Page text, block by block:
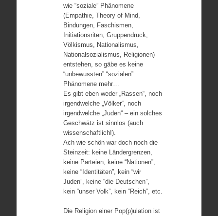
wie “soziale” Phänomene
(Empathie, Theory of Mind,
Bindungen, Faschismen,
Initiationsriten, Gruppendruck,
Völkismus, Nationalismus,
Nationalsozialismus, Religionen)
entstehen, so gäbe es keine
“unbewussten” “sozialen”
Phänomene mehr…
Es gibt eben weder „Rassen“, noch
irgendwelche „Völker“, noch
irgendwelche „Juden“ – ein solches
Geschwätz ist sinnlos (auch
wissenschaftlich!).
Ach wie schön war doch noch die
Steinzeit: keine Ländergrenzen,
keine Parteien, keine “Nationen”,
keine “Identitäten”, kein “wir
Juden”, keine “die Deutschen”,
kein “unser Volk”, kein “Reich”, etc.
Die Religion einer Pop(p)ulation ist